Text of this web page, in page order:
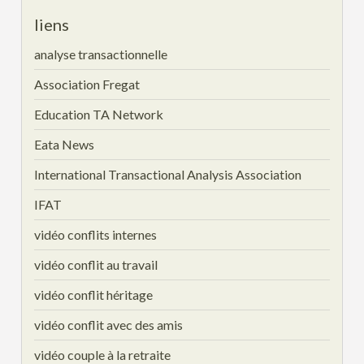
liens
analyse transactionnelle
Association Fregat
Education TA Network
Eata News
International Transactional Analysis Association
IFAT
vidéo conflits internes
vidéo conflit au travail
vidéo conflit héritage
vidéo conflit avec des amis
vidéo couple à la retraite